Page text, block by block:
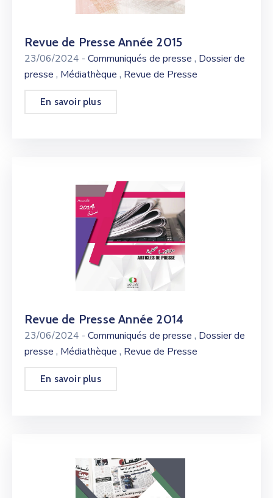
Revue de Presse Année 2015
23/06/2024 - Communiqués de presse , Dossier de
presse , Médiathèque , Revue de Presse
En savoir plus
Revue de Presse Année 2014
23/06/2024 - Communiqués de presse , Dossier de
presse , Médiathèque , Revue de Presse
En savoir plus